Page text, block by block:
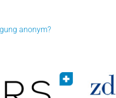
anonym?